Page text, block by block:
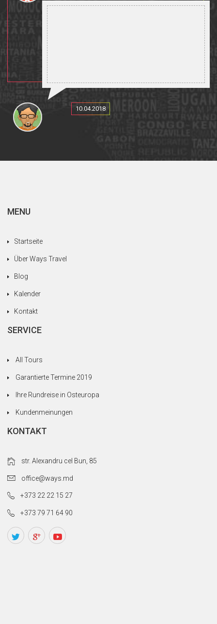
10.04.2018
MENU
Startseite
Über Ways Travel
Blog
Kalender
Kontakt
SERVICE
All Tours
Garantierte Termine 2019
Ihre Rundreise in Osteuropa
Kundenmeinungen
KONTAKT
str. Alexandru cel Bun, 85
office@ways.md
+373 22 22 15 27
+373 79 71 64 90